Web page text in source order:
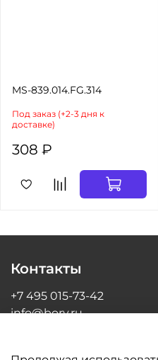
MS-839.014.FG.314
Под заказ (+2-3 дня к
доставке)
308 ₽
Контакты
+7 495 015-73-42
info@bory.ru